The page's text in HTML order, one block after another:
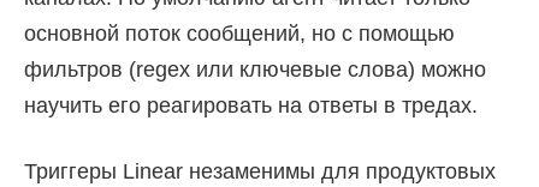
основной поток сообщений, но с помощью
фильтров (regex или ключевые слова) можно
научить его реагировать на ответы в тредах.
Триггеры Linear незаменимы для продуктовых